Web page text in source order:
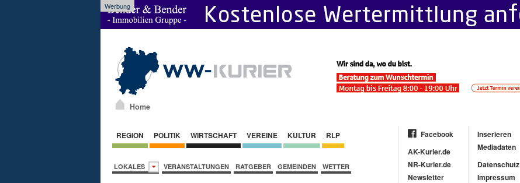
Werbung
Home
REGION POLITIK WIRTSCHAFT VEREINE KULTUR RLP
LOKALES VERANSTALTUNGEN RATGEBER GEMEINDEN WETTER
Facebook
AK-Kurier.de
NR-Kurier.de
Newsletter
Inserieren
Mediadaten
Datenschutz
Impressum